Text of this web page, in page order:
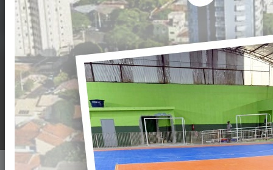
CREDENCIAMENTO
Nº. 010/2022-PML
PROCESSO Nº.
124/2022-PML
Notícias